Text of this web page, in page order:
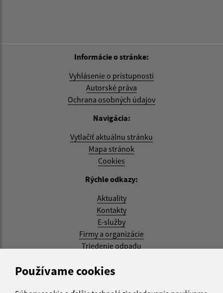
Používame cookies
Informácie o stránke:
Vyhlásenie o prístupnosti
Autorské práva
Ochrana osobných údajov
Navigácia:
Vytlačiť aktuálnu stránku
Mapa stránok
Cookies
Rýchle odkazy:
Aktuality
Kontakty
E-služby
Firmy a organizácie
Triedenie odpadu
Aktualizované: